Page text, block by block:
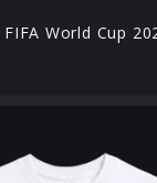
World Cup